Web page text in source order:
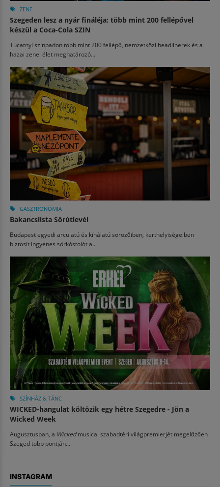
ZENE
Szegeden lesz a nyár fináléja: több mint 200 fellépővel
készül a Coca-Cola SZIN
Tucatnyi színpadon több mint 200 fellépő, nemzetközi headlinerek és a
hazai zenei élet meghatározó...
GASZTRONÓMIA
Bakancslista Sörútlevél
Budapest egyedi arculatú és kínálatú sörözőiben, kerthelyiségeiben
biztosít ingyenes sörkóstolót a...
SZÍNHÁZ & TÁNC
WICKED-hangulat költözik egy hétre Szegedre - Jön a
Wicked Week
Augusztusban, a Wickedmusical szabadtéri világpremierjét megelőzően
Szeged több pontján...
INSTAGRAM